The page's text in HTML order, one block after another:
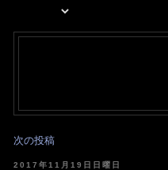
次の投稿
2017年11月19日日曜日